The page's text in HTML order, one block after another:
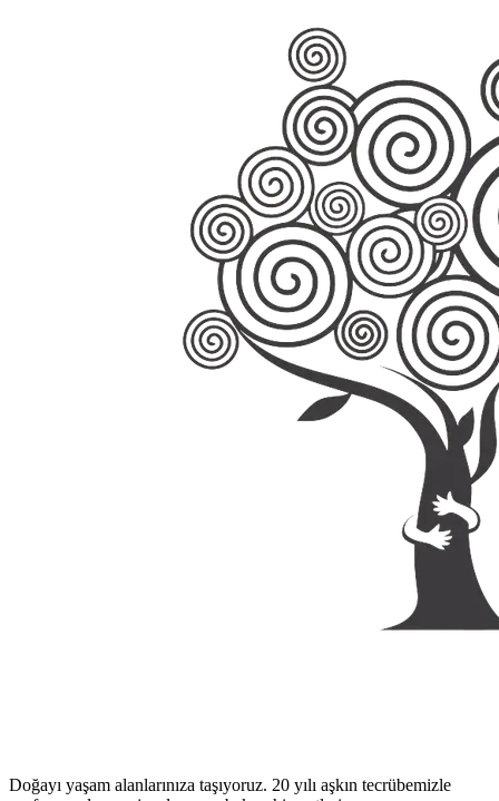
Doğayı yaşam alanlarınıza taşıyoruz. 20 yılı aşkın tecrübemizle